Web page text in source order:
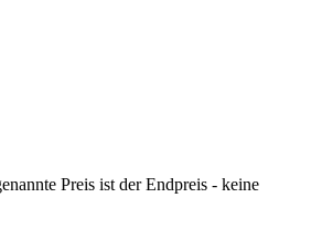
Preis ist der Endpreis - keine